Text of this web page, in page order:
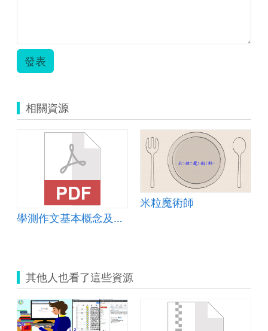
發表
相關資源
學測作文基本概念及加分衝刺
米粒魔術師
其他人也看了這些資源